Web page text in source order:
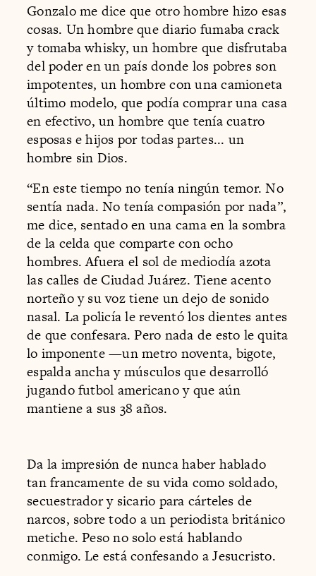
Gonzalo me dice que otro hombre hizo esas
cosas. Un hombre que diario fumaba crack
y tomaba whisky, un hombre que disfrutaba
del poder en un país donde los pobres son
impotentes, un hombre con una camioneta
último modelo, que podía comprar una casa
en efectivo, un hombre que tenía cuatro
esposas e hijos por todas partes... un
hombre sin Dios.
“En este tiempo no tenía ningún temor. No
sentía nada. No tenía compasión por nada”,
me dice, sentado en una cama en la sombra
de la celda que comparte con ocho
hombres. Afuera el sol de mediodía azota
las calles de Ciudad Juárez. Tiene acento
norteño y su voz tiene un dejo de sonido
nasal. La policía le reventó los dientes antes
de que confesara. Pero nada de esto le quita
lo imponente —un metro noventa, bigote,
espalda ancha y músculos que desarrolló
jugando futbol americano y que aún
mantiene a sus 38 años.
Da la impresión de nunca haber hablado
tan francamente de su vida como soldado,
secuestrador y sicario para cárteles de
narcos, sobre todo a un periodista británico
metiche. Peso no solo está hablando
conmigo. Le está confesando a Jesucristo.